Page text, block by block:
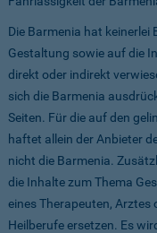
Die Barmenia hat
Gestaltung sowie auf die
direkt oder indirekt
sich die Barmenia
Seiten. Für die auf den
haftet allein der Anbieter
nicht die Barmenia.
die Inhalte zum Thema
eines Therapeuten, Arztes
Heilberufe ersetzen. Es